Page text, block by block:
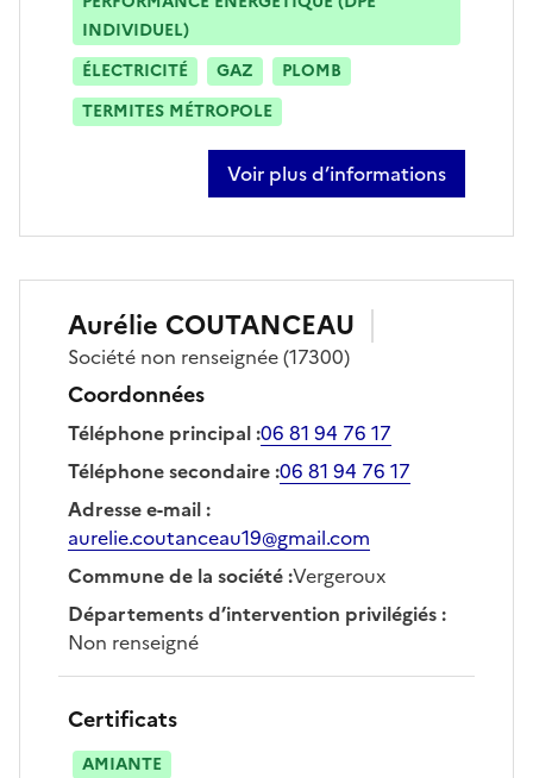
INDIVIDUEL)
ÉLECTRICITÉ
GAZ
PLOMB
TERMITES MÉTROPOLE
Voir plus d’informations
sur mikaël nauleau
Aurélie COUTANCEAU
Société non renseignée(17300)
Coordonnées
Téléphone principal:06 81 94 76 17
Téléphone secondaire:06 81 94 76 17
Adresse e-mail:
aurelie.coutanceau19@gmail.com
Commune de la société:Vergeroux
Départements d’intervention privilégiés:
Non renseigné
Certificats
AMIANTE